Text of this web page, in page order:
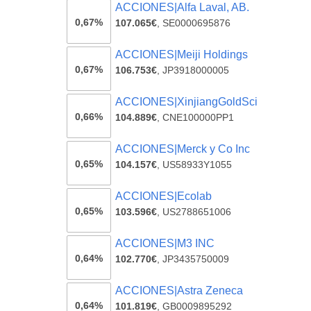
0,67%
ACCIONES|Alfa Laval, AB.
107.065€, SE0000695876
0,67%
ACCIONES|Meiji Holdings
106.753€,JP3918000005
0,66%
ACCIONES|XinjiangGoldSci
104.889€,CNE100000PP1
0,65%
ACCIONES|Merck y Co Inc
104.157€, US58933Y1055
0,65%
ACCIONES|Ecolab
103.596€, US2788651006
0,64%
ACCIONES|M3 INC
102.770€,JP3435750009
0,64%
ACCIONES|Astra Zeneca
101.819€,GB0009895292